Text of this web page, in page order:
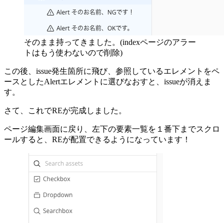
そのまま持ってきました。(indexページのアラー
トはもう使わないので削除)
この後、issue発生箇所に飛び、参照しているエレメントをペ
ースとしたAlertエレメントに選びなおすと、issueが消えま
す。
さて、これでREが完成しました。
ページ編集画面に戻り、左下の要素一覧を１番下までスクロ
ールすると、REが配置できるようになっています！